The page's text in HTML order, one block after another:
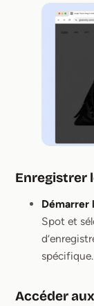
Enregistrer
Démarrer
Spot et
spécifique.
Accéder